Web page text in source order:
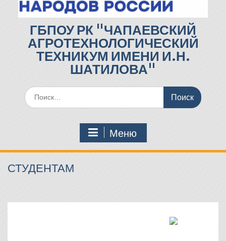
ГБПОУ РК "ЧАПАЕВСКИЙ
АГРОТЕХНОЛОГИЧЕСКИЙ
ТЕХНИКУМ ИМЕНИ И.Н.
ШАТИЛОВА"
Поиск
по:
Меню
СТУДЕНТАМ